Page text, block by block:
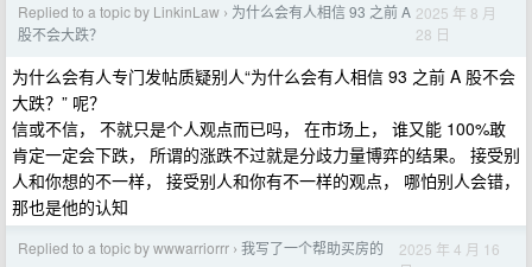
Replied to a topic by LinkinLaw › 为什么会有人相信 93 之前 A
股不会大跌？
2025 年 8 月
28 日
为什么会有人专门发帖质疑别人“为什么会有人相信 93 之前 A 股不会
大跌？” 呢？
信或不信， 不就只是个人观点而已吗， 在市场上， 谁又能 100%敢
肯定一定会下跌， 所谓的涨跌不过就是分歧力量博弈的结果。 接受别
人和你想的不一样， 接受别人和你有不一样的观点， 哪怕别人会错，
那也是他的认知
Replied to a topic by wwwarriorrr › 我写了一个帮助买房的
2025 年 4 月 16